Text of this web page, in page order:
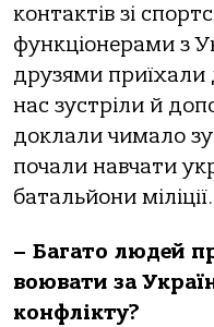
контактів зі
функціонерами з
друзями приїхали
нас зустріли й
доклали чимало
почали навчати
батальйони
– Багато людей
воювати за
конфлікту?